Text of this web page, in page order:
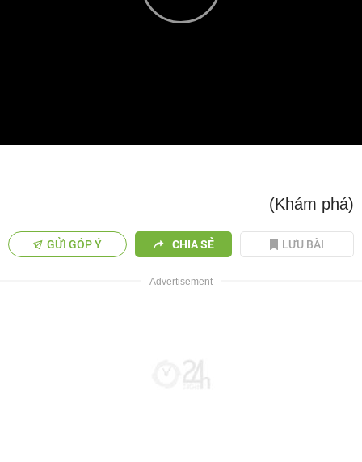
Play
(Khám phá)
GỬI GÓP Ý CHIA SẺ LƯU BÀI